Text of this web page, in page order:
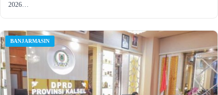
2026…
BANJARMASIN